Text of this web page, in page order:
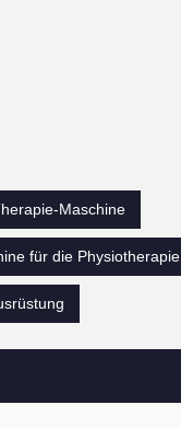
Maschine
für die Physiotherapie